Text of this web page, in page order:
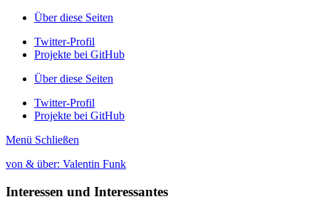
Über diese Seiten
Twitter-Profil
Projekte bei GitHub
Über diese Seiten
Twitter-Profil
Projekte bei GitHub
Menü Schließen
von & über: Valentin Funk
Interessen und Interessantes